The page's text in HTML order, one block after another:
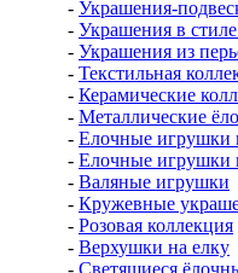
- Украшения-
- Украшения в
- Украшения из
- Текстильная
- Керамические
- Металлические
- Елочные игрушки
- Елочные игрушки
- Валяные игрушки
- Кружевные
- Розовая коллекция
- Верхушки на елку
- Светящиеся